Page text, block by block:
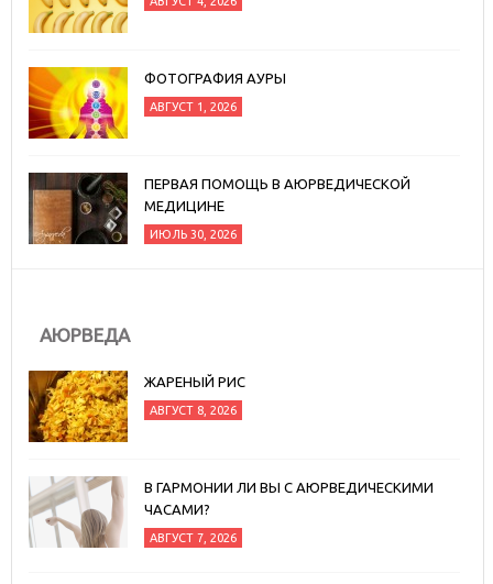
ФОТОГРАФИЯ АУРЫ
АВГУСТ 1, 2026
ПЕРВАЯ ПОМОЩЬ В АЮРВЕДИЧЕСКОЙ
МЕДИЦИНЕ
ИЮЛЬ 30, 2026
АЮРВЕДА
ЖАРЕНЫЙ РИС
АВГУСТ 8, 2026
В ГАРМОНИИ ЛИ ВЫ С АЮРВЕДИЧЕСКИМИ
ЧАСАМИ?
АВГУСТ 7, 2026